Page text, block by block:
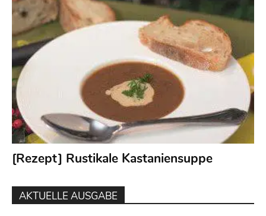
[Rezept] Rustikale Kastaniensuppe
AKTUELLE AUSGABE